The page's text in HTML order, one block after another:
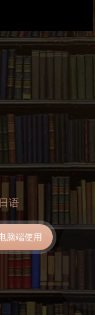
语
脑端使用